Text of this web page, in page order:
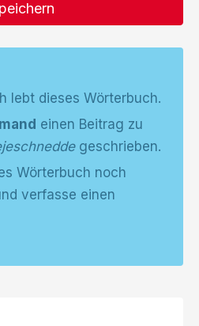
lebt dieses Wörterbuch.
einen Beitrag zu
geschrieben.
Wörterbuch noch
verfasse einen